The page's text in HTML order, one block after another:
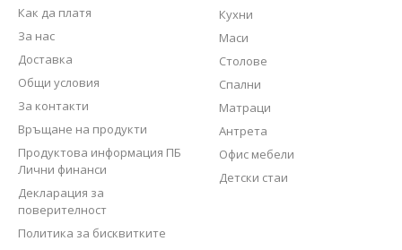
Как да платя
За нас
Доставка
Общи условия
За контакти
Връщане на продукти
Продуктова информация ПБ
Лични финанси
Декларация за
поверителност
Политика за бисквитките
Кухни
Маси
Столове
Спални
Матраци
Антрета
Офис мебели
Детски стаи